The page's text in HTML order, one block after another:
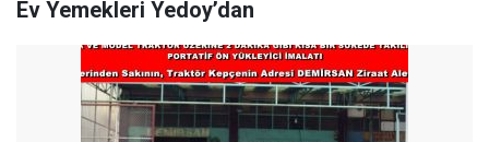
Ev Yemekleri Yedoy’dan